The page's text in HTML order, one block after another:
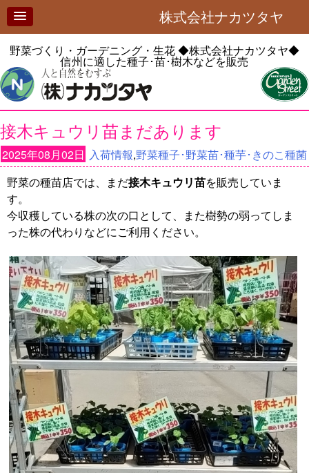
株式会社ナカツタヤ
野菜づくり・ガーデニング・生花◆株式会社ナカツタヤ◆
信州に適した種子･苗･樹木などを販売
接木キュウリ苗まだあります
2025年08月02日 入荷情報,野菜種子･野菜苗･種芋･きのこ種菌
野菜の種苗店では、まだ接木キュウリ苗を販売していま
す。
今収穫している株の次の口として、また樹勢の弱ってしま
った株の代わりなどにご利用ください。